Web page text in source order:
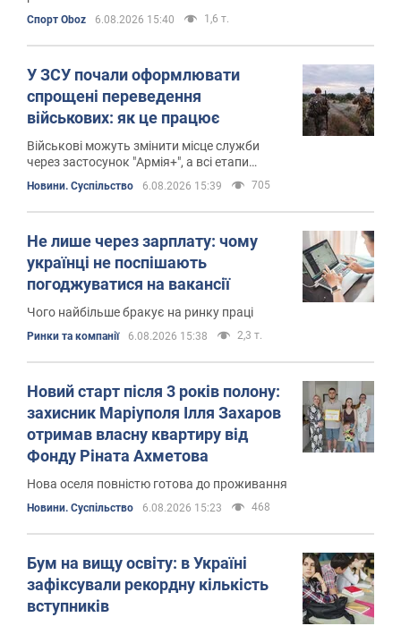
Спорт Oboz 6.08.2026 15:40 1,6 т.
У ЗСУ почали оформлювати
спрощені переведення
військових: як це працює
Військові можуть змінити місце служби
через застосунок "Армія+", а всі етапи
оформлення відображаються онлайн
Новини. Суспільство 6.08.2026 15:39 705
Не лише через зарплату: чому
українці не поспішають
погоджуватися на вакансії
Чого найбільше бракує на ринку праці
Ринки та компанії 6.08.2026 15:38 2,3 т.
Новий старт після 3 років полону:
захисник Маріуполя Ілля Захаров
отримав власну квартиру від
Фонду Ріната Ахметова
Нова оселя повністю готова до проживання
Новини. Суспільство 6.08.2026 15:23 468
Бум на вищу освіту: в Україні
зафіксували рекордну кількість
вступників